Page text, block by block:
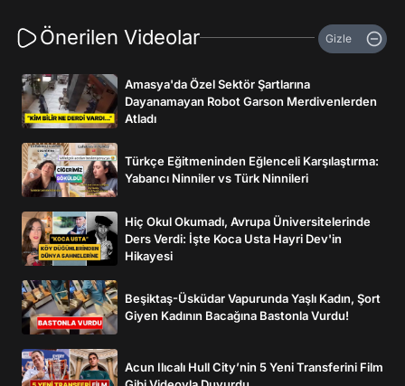
Önerilen Videolar Gizle
Amasya'da Özel Sektör Şartlarına
Dayanamayan Robot Garson Merdivenlerden
Atladı
Türkçe Eğitmeninden Eğlenceli Karşılaştırma:
Yabancı Ninniler vs Türk Ninnileri
Hiç Okul Okumadı, Avrupa Üniversitelerinde
Ders Verdi: İşte Koca Usta Hayri Dev'in
Hikayesi
Beşiktaş-Üsküdar Vapurunda Yaşlı Kadın, Şort
Giyen Kadının Bacağına Bastonla Vurdu!
Acun Ilıcalı Hull City’nin 5 Yeni Transferini Film